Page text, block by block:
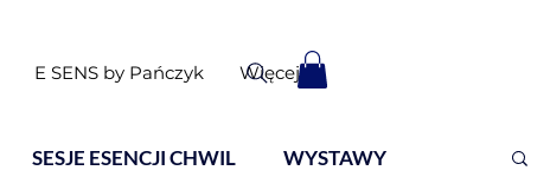
E SENS by Pańczyk Więcej
SESJE ESENCJI CHWIL WYSTAWY